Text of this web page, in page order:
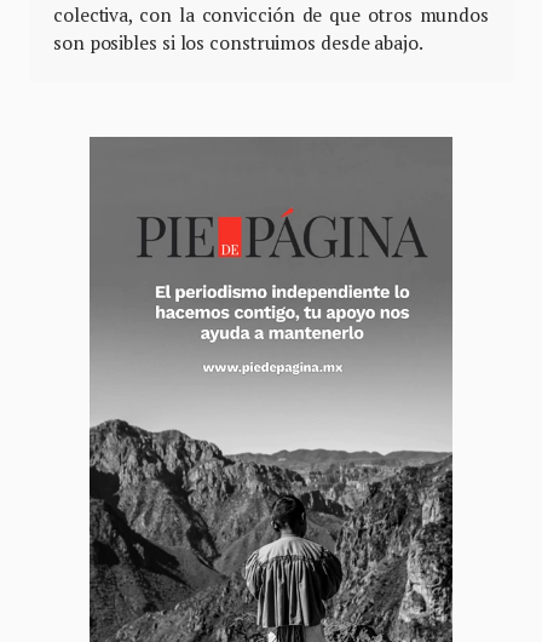
colectiva, con la convicción de que otros mundos
son posibles si los construimos desde abajo.